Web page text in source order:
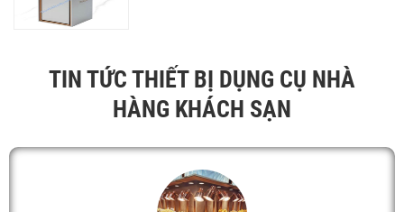
TIN TỨC THIẾT BỊ DỤNG CỤ NHÀ
HÀNG KHÁCH SẠN